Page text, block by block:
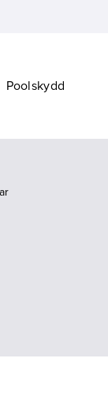
Poolskydd